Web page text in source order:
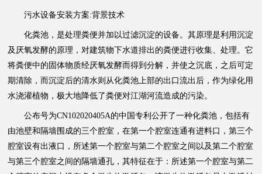
污水设备安装方案:背景技术
化粪池，是处理粪便并加以过滤沉淀的设备。其原理是利用沉淀
及厌氧发酵的原理，对建筑物下水道排出的粪便进行收集、处理。它
将粪便中的固体物质经厌氧发酵而得到分解，并使之沉底，之后可定
期清除，而沉淀后的清水则从化粪池上部的出口流出后，作为绿化用
水浇灌植物，极大地降低了粪便对江湖河流造成的污染。
公布号为CN102020405A的中国专利公开了一种化粪池，包括有
由池壁和隔墙围成的三个腔室，在第一个腔室连通有进料口，第三个
腔室设有出液口，所述第一个腔室与第二个腔室之间以及第二个腔室
与第三个腔室之间的隔墙通孔，其特征在于：所述第一个腔室与第二